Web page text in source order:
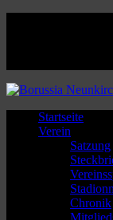
Startseite
Verein
Satzung
Chronik